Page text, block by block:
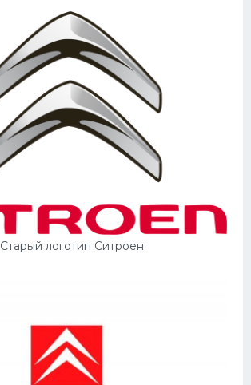
Старый логотип Ситроен